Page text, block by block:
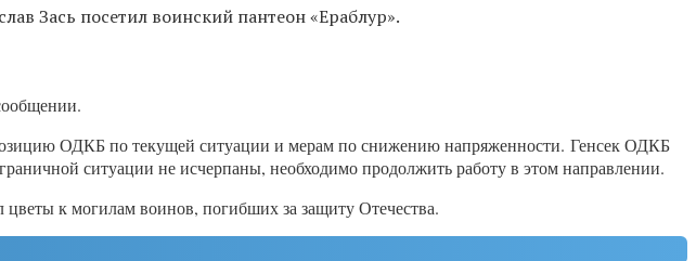
Зась посетил воинский пантеон «Ераблур».
ОДКБ по текущей ситуации и мерам по снижению напряженности. Генсек ОДКБ
ситуации не исчерпаны, необходимо продолжить работу в этом направлении.
к могилам воинов, погибших за защиту Отечества.